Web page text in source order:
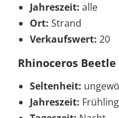
Jahreszeit: alle
Ort: Strand
Verkaufswert: 20
Rhinoceros Beetle
Seltenheit:
Jahreszeit: